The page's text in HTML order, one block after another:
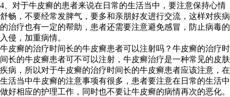
4、对于牛皮癣的患者来说在日常的生活当中，要注意保持心情
舒畅，不要经常发脾气，要多和亲朋好友进行交流，这样对疾病
的治疗也有一定的帮助，患者还需要注意避免感冒，防止病毒的
入侵，加重病情。
牛皮癣的治疗时间长的牛皮癣患者可以注射吗？牛皮癣的治疗时
间长的牛皮癣患者可不可以注射，牛皮癣治疗是一种常见的皮肤
疾病，所以对于牛皮癣的治疗时间长的牛皮癣患者应该注意，在
生活当中牛皮癣的注意事项有很多，患者要注意在日常的生活中
做好相应的护理工作，同时也不要让牛皮癣的病情再次的恶化。